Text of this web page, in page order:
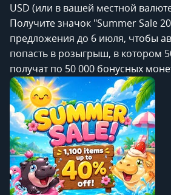
USD (или в вашей местной
Получите значок "Summer Sale
предложения до 6 июля, чтобы
попасть в розыгрыш, в котором
получат по 50 000 бонусных